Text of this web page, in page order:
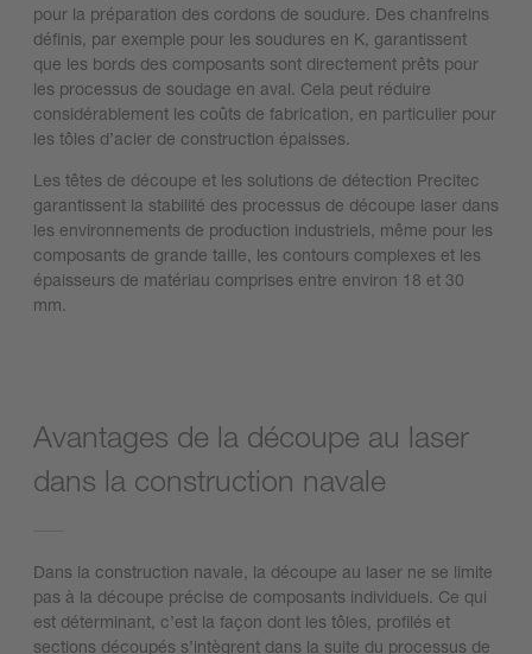
pour la préparation des cordons de soudure. Des chanfreins
définis, par exemple pour les soudures en K, garantissent
que les bords des composants sont directement prêts pour
les processus de soudage en aval. Cela peut réduire
considérablement les coûts de fabrication, en particulier pour
les tôles d’acier de construction épaisses.
Les têtes de découpe et les solutions de détection Precitec
garantissent la stabilité des processus de découpe laser dans
les environnements de production industriels, même pour les
composants de grande taille, les contours complexes et les
épaisseurs de matériau comprises entre environ 18 et 30
mm.
Avantages de la découpe au laser
dans la construction navale
Dans la construction navale, la découpe au laser ne se limite
pas à la découpe précise de composants individuels. Ce qui
est déterminant, c’est la façon dont les tôles, profilés et
sections découpés s’intègrent dans la suite du processus de